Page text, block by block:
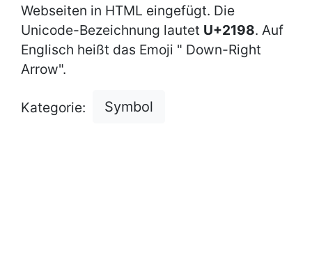
Webseiten in HTML eingefügt. Die
Unicode-Bezeichnung lautet U+2198. Auf
Englisch heißt das Emoji " Down-Right
Arrow".
Kategorie: Symbol